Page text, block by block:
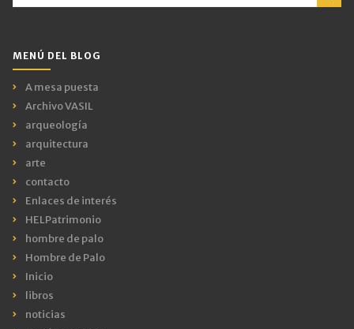
for:
MENÚ DEL BLOG
A mesa puesta
Archivo VASIL
arqueología
arquitectura
arte
contacto
Enlaces de interés
HELPatrimonio
hombre de palo
Hombre de Palo
Inicio
libros
noticias